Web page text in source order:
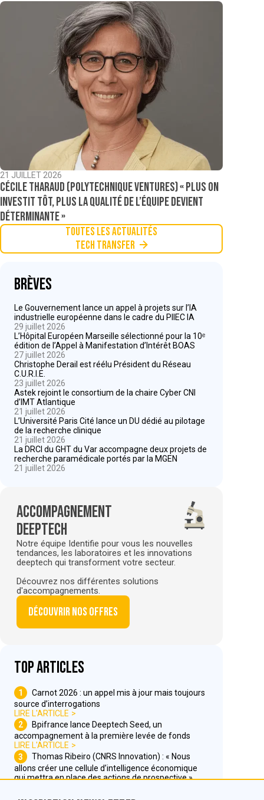
21 JUILLET 2026
Cécile Tharaud (Polytechnique Ventures) « Plus on
investit tôt, plus la qualité de l’équipe devient
déterminante »
Toutes les actualités
Tech Transfer
Brèves
Le Gouvernement lance un appel à projets sur l’IA
industrielle européenne dans le cadre du PIIEC IA
29 juillet 2026
L’Hôpital Européen Marseille sélectionné pour la 10ᵉ
édition de l’Appel à Manifestation d’Intérêt BOAS
27 juillet 2026
Christophe Derail est réélu Président du Réseau
C.U.R.I.E.
23 juillet 2026
Astek rejoint le consortium de la chaire Cyber CNI
d’IMT Atlantique
21 juillet 2026
L’Université Paris Cité lance un DU dédié au pilotage
de la recherche clinique
21 juillet 2026
La DRCI du GHT du Var accompagne deux projets de
recherche paramédicale portés par la MGEN
21 juillet 2026
Accompagnement
deeptech
Notre équipe Identifie pour vous les nouvelles
tendances, les laboratoires et les innovations
deeptech qui transforment votre secteur.
Découvrez nos différentes solutions
d'accompagnements.
Découvrir nos offres
Top articles
1
Carnot 2026 : un appel mis à jour mais toujours
source d’interrogations
LIRE L'ARTICLE
2
Bpifrance lance Deeptech Seed, un
accompagnement à la première levée de fonds
LIRE L'ARTICLE
3
Thomas Ribeiro (CNRS Innovation) : « Nous
allons créer une cellule d’intelligence économique
qui mettra en place des actions de prospective »